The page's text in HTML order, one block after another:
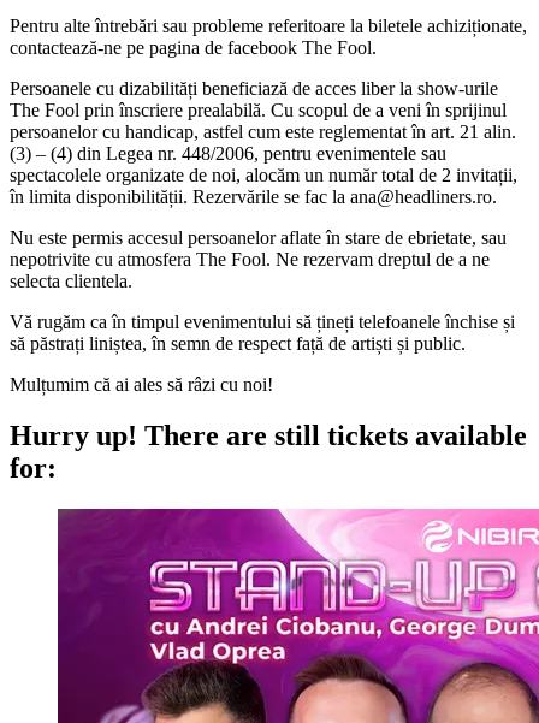
Pentru alte întrebări sau probleme referitoare la biletele achiziționate,
contactează-ne pe pagina de facebook The Fool.
Persoanele cu dizabilități beneficiază de acces liber la show-urile
The Fool prin înscriere prealabilă. Cu scopul de a veni în sprijinul
persoanelor cu handicap, astfel cum este reglementat în art. 21 alin.
(3) – (4) din Legea nr. 448/2006, pentru evenimentele sau
spectacolele organizate de noi, alocăm un număr total de 2 invitații,
în limita disponibilității. Rezervările se fac la ana@headliners.ro.
Nu este permis accesul persoanelor aflate în stare de ebrietate, sau
nepotrivite cu atmosfera The Fool. Ne rezervam dreptul de a ne
selecta clientela.
Vă rugăm ca în timpul evenimentului să țineți telefoanele închise și
să păstrați liniștea, în semn de respect față de artiști și public.
Mulțumim că ai ales să râzi cu noi!
Hurry up! There are still tickets available
for: